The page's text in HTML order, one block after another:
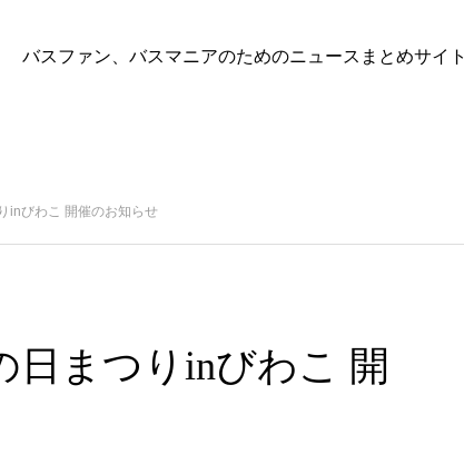
バスファン、バスマニアのためのニュースまとめサイト
inびわこ 開催のお知らせ
日まつりinびわこ 開